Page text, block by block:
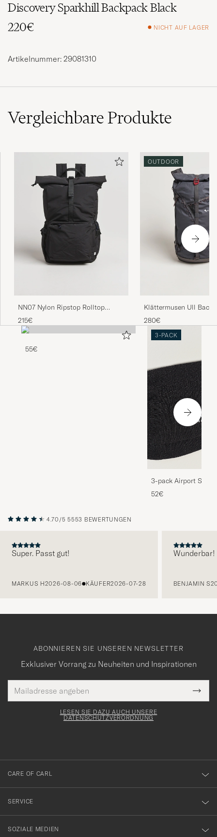
Discovery Sparkhill Backpack Black
220€
NICHT AUF LAGER
Artikelnummer: 29081310
VergleichbareProdukte
NN07 Nylon Ripstop Rolltop
Backpack Black
215€
OUTDOOR
Klättermusen Ull
Raven
280€
55€
3-PACK
3-pack Airport
Melange
52€
4.70/5 5553 BEWERTUNGEN
Super. Passt gut!
MARKUS H2026-08-06 KÄUFER2026-07-28
Wunderbar!
BENJAMIN S
ABONNIEREN SIE UNSEREN NEWSLETTER
Exklusiver Vorrang zu Neuheiten und Inspirationen
Mail
Adresse
Tack
för
dig
till
vårt
nyhetsbrev!
LESEN SIE DAZU AUCH UNSERE
DATENSCHUTZVERORDNUNG
CARE OF CARL
SERVICE
SOZIALE MEDIEN